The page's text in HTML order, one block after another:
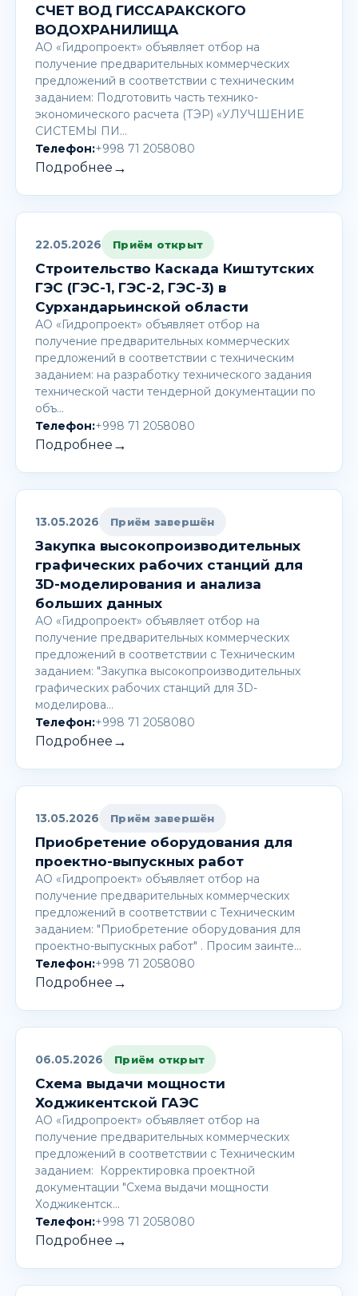
СЧЕТ ВОД ГИССАРАКСКОГО
ВОДОХРАНИЛИЩА
АО «Гидропроект» объявляет отбор на
получение предварительных коммерческих
предложений в соответствии с техническим
заданием: Подготовить часть технико-
экономического расчета (ТЭР) «УЛУЧШЕНИЕ
СИСТЕМЫ ПИ…
Телефон:+998 71 2058080
Подробнее →
22.05.2026 Приём открыт
Строительство Каскада Киштутских
ГЭС (ГЭС-1, ГЭС-2, ГЭС-3) в
Сурхандарьинской области
АО «Гидропроект» объявляет отбор на
получение предварительных коммерческих
предложений в соответствии с техническим
заданием: на разработку технического задания
технической части тендерной документации по
объ…
Телефон:+998 71 2058080
Подробнее →
13.05.2026 Приём завершён
Закупка высокопроизводительных
графических рабочих станций для
3D-моделирования и анализа
больших данных
АО «Гидропроект» объявляет отбор на
получение предварительных коммерческих
предложений в соответствии с Техническим
заданием: "Закупка высокопроизводительных
графических рабочих станций для 3D-
моделирова…
Телефон:+998 71 2058080
Подробнее →
13.05.2026 Приём завершён
Приобретение оборудования для
проектно-выпускных работ
АО «Гидропроект» объявляет отбор на
получение предварительных коммерческих
предложений в соответствии с Техническим
заданием: "Приобретение оборудования для
проектно-выпускных работ" . Просим заинте…
Телефон:+998 71 2058080
Подробнее →
06.05.2026 Приём открыт
Схема выдачи мощности
Ходжикентской ГАЭС
АО «Гидропроект» объявляет отбор на
получение предварительных коммерческих
предложений в соответствии с Техническим
заданием: Корректировка проектной
документации "Схема выдачи мощности
Ходжикентск…
Телефон:+998 71 2058080
Подробнее →